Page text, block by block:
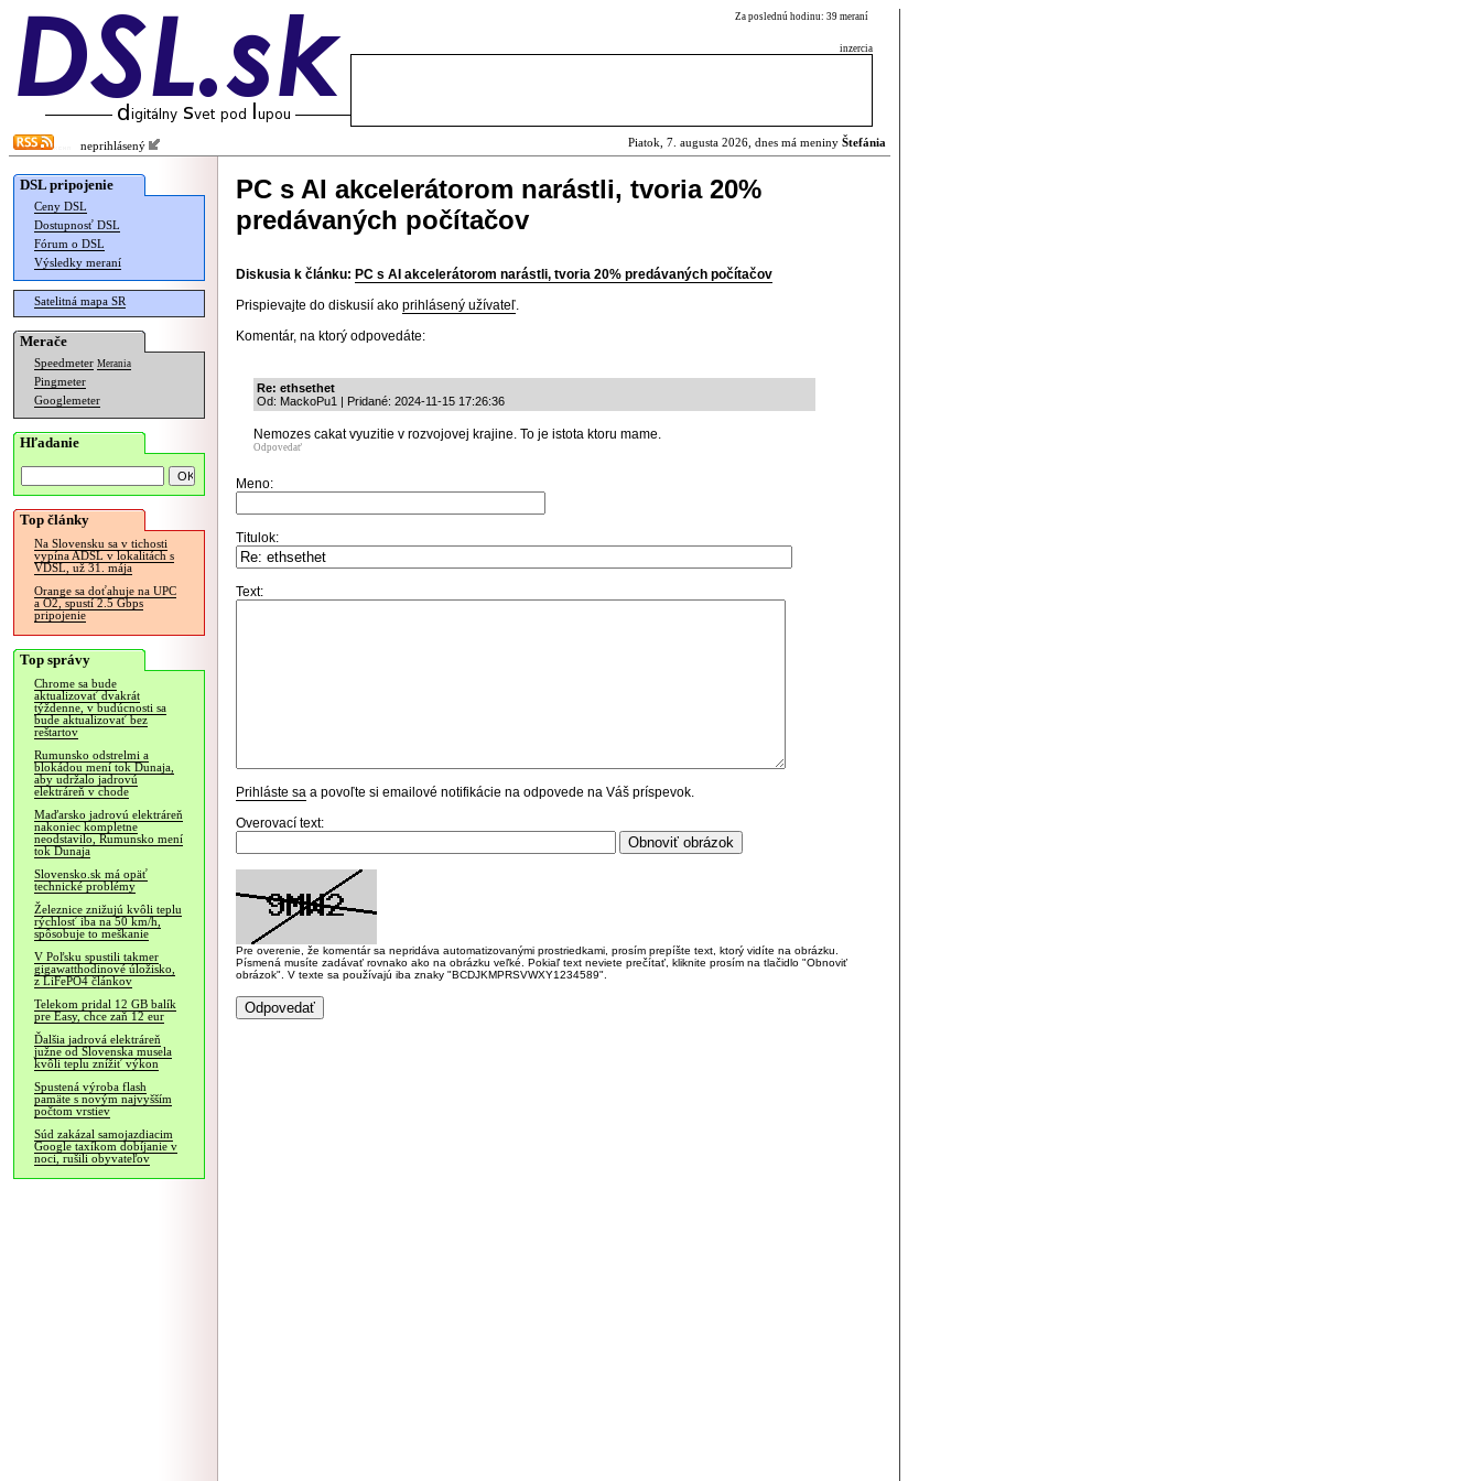
Za poslednú hodinu: 39 meraní
inzercia
neprihlásený Piatok, 7. augusta 2026, dnes má meniny Štefánia
DSL pripojenie
Ceny DSL
Dostupnosť DSL
Fórum o DSL
Výsledky meraní
Satelitná mapa SR
Merače
Speedmeter Merania
Pingmeter
Googlemeter
Hľadanie
Top články
Na Slovensku sa v tichosti
vypína ADSL v lokalitách s
VDSL, už 31. mája
Orange sa doťahuje na UPC
a O2, spustí 2.5 Gbps
pripojenie
Top správy
Chrome sa bude
aktualizovať dvakrát
týždenne, v budúcnosti sa
bude aktualizovať bez
reštartov
Rumunsko odstrelmi a
blokádou mení tok Dunaja,
aby udržalo jadrovú
elektráreň v chode
Maďarsko jadrovú elektráreň
nakoniec kompletne
neodstavilo, Rumunsko mení
tok Dunaja
Slovensko.sk má opäť
technické problémy
Železnice znižujú kvôli teplu
rýchlosť iba na 50 km/h,
spôsobuje to meškanie
V Poľsku spustili takmer
gigawatthodinové úložisko,
z LiFePO4 článkov
Telekom pridal 12 GB balík
pre Easy, chce zaň 12 eur
Ďalšia jadrová elektráreň
južne od Slovenska musela
kvôli teplu znížiť výkon
Spustená výroba flash
pamäte s novým najvyšším
počtom vrstiev
Súd zakázal samojazdiacim
Google taxíkom dobíjanie v
noci, rušili obyvateľov
PC s AI akcelerátorom narástli, tvoria 20%
predávaných počítačov
Diskusia k článku: PC s AI akcelerátorom narástli, tvoria 20% predávaných počítačov
Prispievajte do diskusií ako prihlásený užívateľ.
Komentár, na ktorý odpovedáte:
Re: ethsethet
Od: MackoPu1 | Pridané: 2024-11-15 17:26:36
Nemozes cakat vyuzitie v rozvojovej krajine. To je istota ktoru mame.
Odpovedať
Meno:
Titulok:
Text:
Prihláste sa a povoľte si emailové notifikácie na odpovede na Váš príspevok.
Overovací text:
Pre overenie, že komentár sa nepridáva automatizovanými prostriedkami, prosím prepíšte text, ktorý vidíte na obrázku.
Písmená musíte zadávať rovnako ako na obrázku veľké. Pokiaľ text neviete prečítať, kliknite prosím na tlačidlo "Obnoviť
obrázok". V texte sa používajú iba znaky "BCDJKMPRSVWXY1234589".